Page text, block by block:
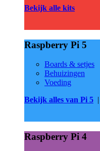
Bekijk alle kits
Raspberry Pi 5
Boards & setjes
Behuizingen
Voeding
Bekijk alles van Pi 5 |
Raspberry Pi 4